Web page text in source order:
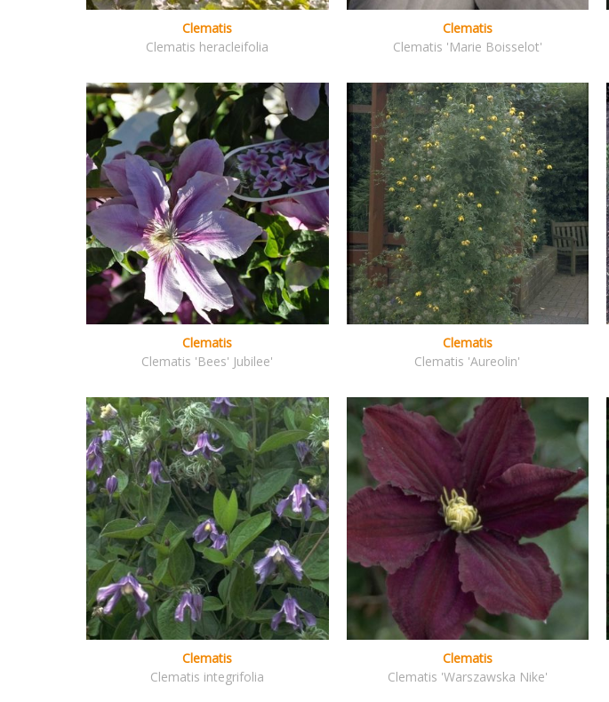
Clematis
Clematis heracleifolia
Clematis
Clematis 'Marie Boisselot'
Clematis
Clematis 'Bees' Jubilee'
Clematis
Clematis 'Aureolin'
Clematis
Clematis integrifolia
Clematis
Clematis 'Warszawska Nike'